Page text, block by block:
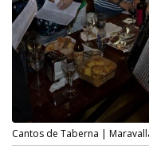
Cantos de Taberna |